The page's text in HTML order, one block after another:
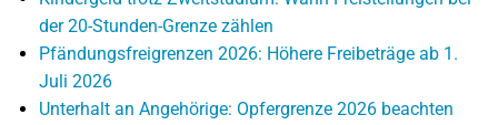
der 20-Stunden-Grenze zählen
Pfändungsfreigrenzen 2026: Höhere Freibeträge ab 1.
Juli 2026
Unterhalt an Angehörige: Opfergrenze 2026 beachten